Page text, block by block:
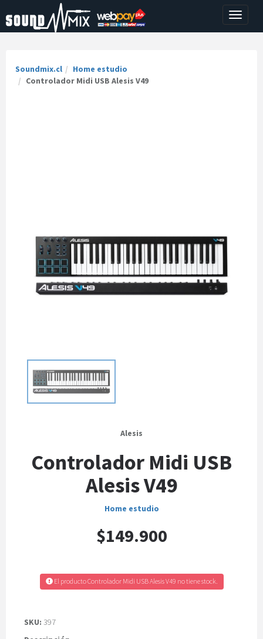
Toggle
Soundmix.cl
Home estudio
Controlador Midi USB Alesis V49
Alesis
Controlador Midi USB
Alesis V49
Home estudio
$149.900
El producto Controlador Midi USB Alesis V49 no tiene stock.
SKU: 397